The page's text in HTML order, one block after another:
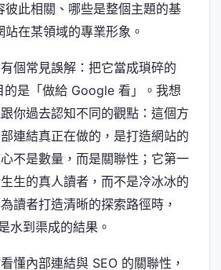
彼此相關、哪些是整個主題的基
在某領域的專業形象。
個常見誤解：把它當成瑣碎的
的是「做給 Google 看」。我想
你過去認知不同的觀點：這個方
連結真正在做的，是打造網站的
不是數量，而是關聯性；它第一
生的真人讀者，而不是冷冰冰的
讀者打造清晰的探索路徑時，
水到渠成的結果。
懂內部連結與 SEO 的關聯性，